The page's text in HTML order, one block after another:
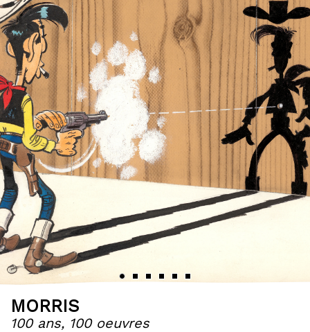
MORRIS
100 ans, 100 oeuvres